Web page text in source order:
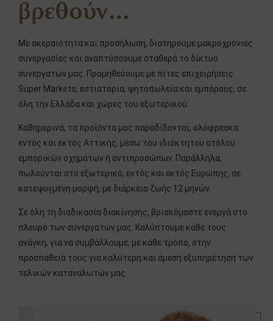
βρεθούν…
Με ακεραιότητα και προσήλωση, διατηρούμε μακροχρόνιες
συνεργασίες και αναπτύσσουμε σταθερά το δίκτυο
συνεργατών μας. Προμηθεύουμε με πίτες επιχειρήσεις
Super Markets, εστιατόρια, ψητοπωλεία και εμπόρους, σε
όλη την Ελλάδα και χώρες του εξωτερικού.
Καθημερινά, τα προϊόντα μας παραδίδονται, ολόφρεσκα
εντός και εκτός Αττικής, μέσω του ιδιόκτητου στόλου
εμπορικών οχημάτων ή αντιπροσώπων. Παράλληλα,
πωλούνται στο εξωτερικό, εντός και εκτός Ευρώπης, σε
κατεψυγμένη μορφή, με διάρκεια ζωής 12 μηνών.
Σε όλη τη διαδικασία διακίνησης, βρισκόμαστε ενεργά στο
πλευρό των συνεργατών μας. Καλύπτουμε κάθε τους
ανάγκη, για να συμβάλλουμε, με κάθε τρόπο, στην
προσπάθειά τους για καλύτερη και άμεση εξυπηρέτηση των
τελικών καταναλωτών μας.